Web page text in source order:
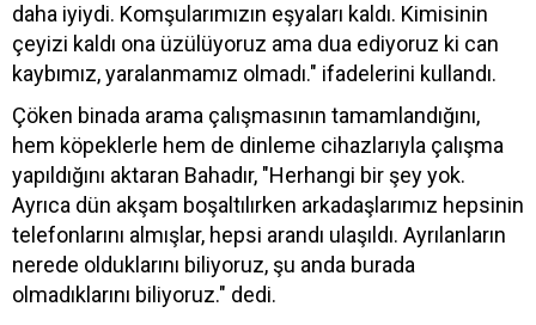
daha iyiydi. Komşularımızın eşyaları kaldı. Kimisinin
çeyizi kaldı ona üzülüyoruz ama dua ediyoruz ki can
kaybımız, yaralanmamız olmadı." ifadelerini kullandı.
Çöken binada arama çalışmasının tamamlandığını,
hem köpeklerle hem de dinleme cihazlarıyla çalışma
yapıldığını aktaran Bahadır, "Herhangi bir şey yok.
Ayrıca dün akşam boşaltılırken arkadaşlarımız hepsinin
telefonlarını almışlar, hepsi arandı ulaşıldı. Ayrılanların
nerede olduklarını biliyoruz, şu anda burada
olmadıklarını biliyoruz." dedi.